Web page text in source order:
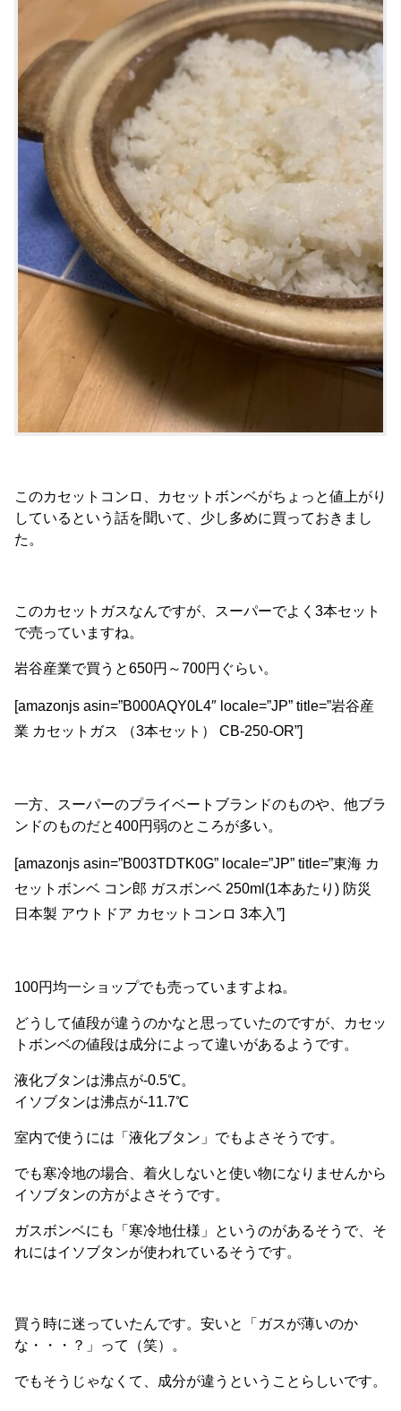
このカセットコンロ、カセットボンベがちょっと値上がり
しているという話を聞いて、少し多めに買っておきまし
た。
このカセットガスなんですが、スーパーでよく3本セット
で売っていますね。
岩谷産業で買うと650円～700円ぐらい。
[amazonjs asin=”B000AQY0L4″ locale=”JP” title=”岩谷産
業 カセットガス （3本セット） CB-250-OR”]
一方、スーパーのプライベートブランドのものや、他ブラ
ンドのものだと400円弱のところが多い。
[amazonjs asin=”B003TDTK0G” locale=”JP” title=”東海 カ
セットボンベ コン郎 ガスボンベ 250ml(1本あたり) 防災
日本製 アウトドア カセットコンロ 3本入”]
100円均一ショップでも売っていますよね。
どうして値段が違うのかなと思っていたのですが、
カセッ
トボンベの値段は成分によって違いがあるようです。
液化ブタンは沸点が-0.5℃。
イソブタンは沸点が-11.7℃
室内で使うには「液化ブタン」でもよさそうです。
でも寒冷地の場合、着火しないと使い物になりませんから
イソブタンの方がよさそうです。
ガスボンベにも「寒冷地仕様」というのがあるそうで、そ
れにはイソブタンが使われているそうです。
買う時に迷っていたんです。安いと「ガスが薄いのか
な・・・？」って（笑）。
でもそうじゃなくて、成分が違うということらしいです。